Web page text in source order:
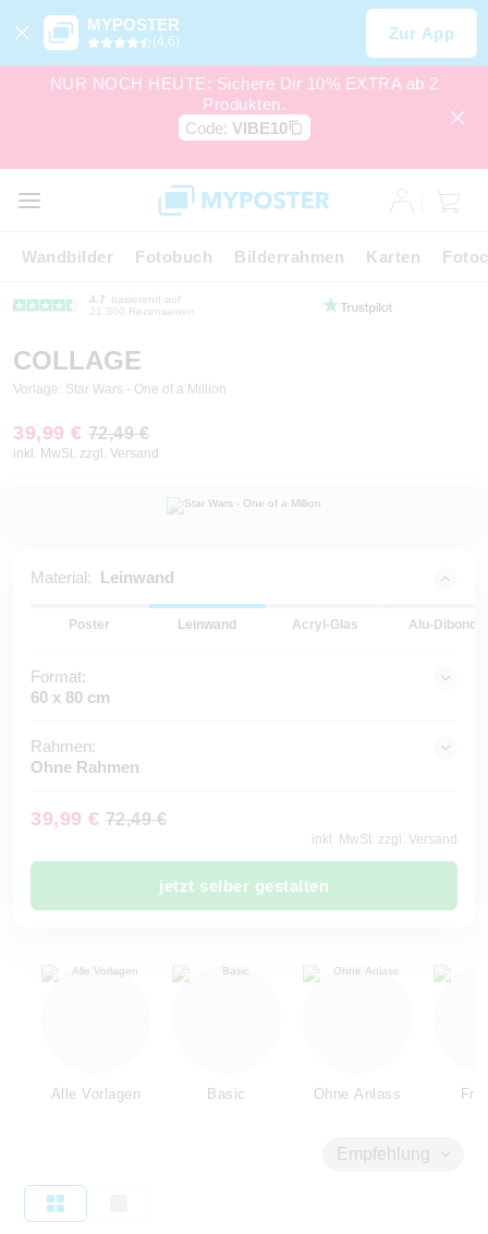
MYPOSTER
(4,6) Zur App
NUR NOCH HEUTE: Sichere Dir 10% EXTRA ab 2
Produkten.
Code: VIBE10
Wandbilder Fotobuch Bilderrahmen Karten
4.7
basierend auf
21.300 Rezensionen
COLLAGE
Vorlage: Star Wars - One of a Million
39,99 € 72,49 €
inkl. MwSt. zzgl. Versand
Material: Leinwand
Poster Leinwand Acryl-Glas Alu-Dibond
Format:
60 x 80 cm
Rahmen:
Ohne Rahmen
39,99 € 72,49 €
inkl. MwSt. zzgl. Versand
jetzt selber gestalten
Alle Vorlagen Basic Ohne Anlass
Empfehlung